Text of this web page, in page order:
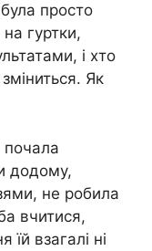
просто
гуртки,
і хто
Як
почала
додому,
не робила
вчитися,
взагалі ні